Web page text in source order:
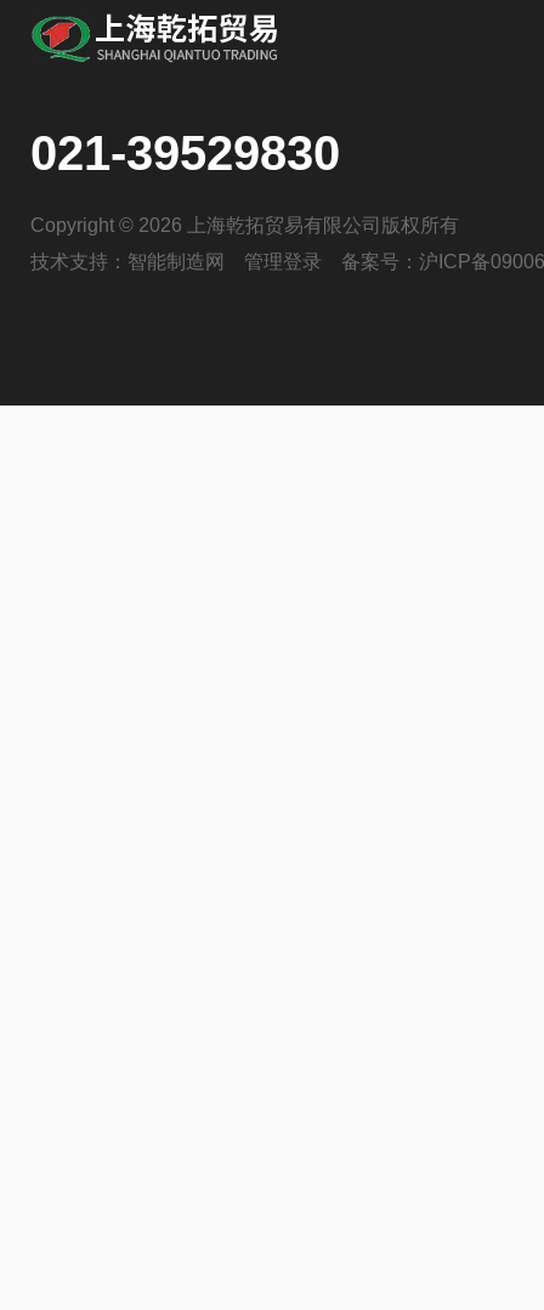
021-39529830
Copyright © 2026 上海乾拓贸易有限公司版权所有
技术支持： 智能制造网 管理登录 备案号： 沪ICP备